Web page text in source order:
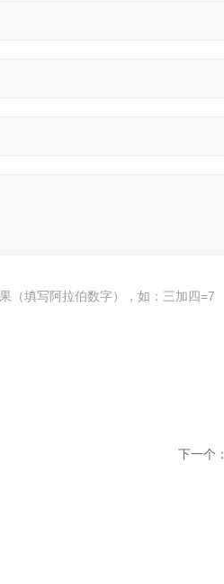
（填写阿拉伯数字），如：三加四=7
下一个：